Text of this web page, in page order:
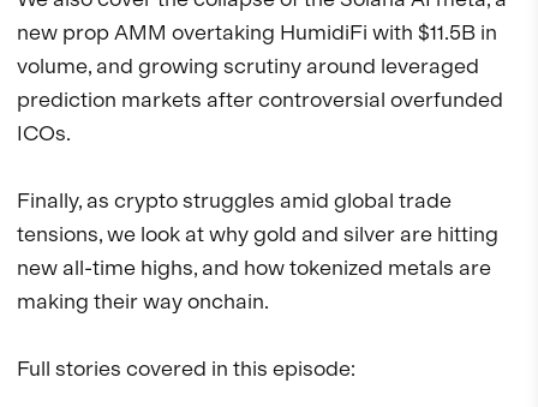
new prop AMM overtaking HumidiFi with $11.5B in
volume, and growing scrutiny around leveraged
prediction markets after controversial overfunded
ICOs.
Finally, as crypto struggles amid global trade
tensions, we look at why gold and silver are hitting
new all-time highs, and how tokenized metals are
making their way onchain.
Full stories covered in this episode: